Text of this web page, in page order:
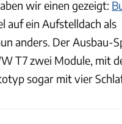
wir einen gezeigt:
auf ein Aufstelldach als
anders. Der Ausbau-
T7 zwei Module, mit
sogar mit vier